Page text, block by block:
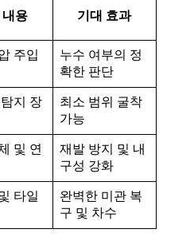
내용 기대 효과
주입
누수 여부의 정
확한 판단
지 장
최소 범위 굴착
가능
및 연
재발 방지 및 내
구성 강화
타일
완벽한 미관 복
구 및 차수